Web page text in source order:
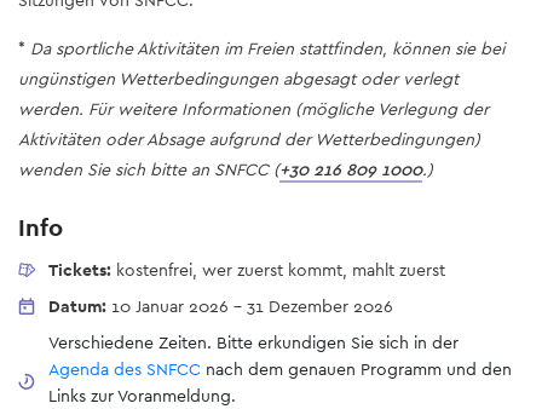
* Da sportliche Aktivitäten im Freien stattfinden, können sie bei
ungünstigen Wetterbedingungen abgesagt oder verlegt
werden. Für weitere Informationen (mögliche Verlegung der
Aktivitäten oder Absage aufgrund der Wetterbedingungen)
wenden Sie sich bitte an SNFCC (+30 216 809 1000.)
Info
Tickets: kostenfrei, wer zuerst kommt, mahlt zuerst
Datum: 10 Januar 2026 - 31 Dezember 2026
Verschiedene Zeiten. Bitte erkundigen Sie sich in der
Agenda des SNFCC nach dem genauen Programm und den
Links zur Voranmeldung.